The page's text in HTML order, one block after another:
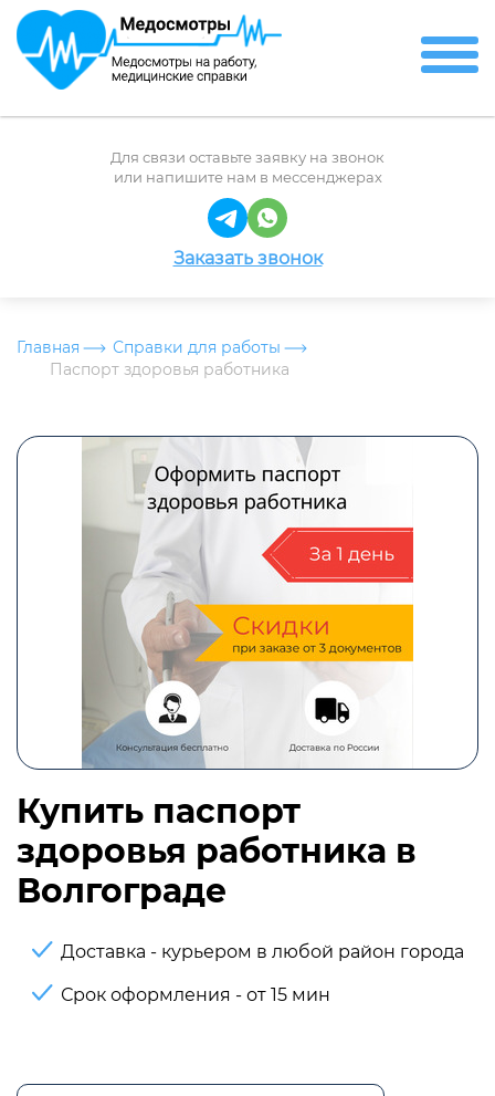
Для связи оставьте заявку на звонок
или напишите нам в мессенджерах
Заказать звонок
Главная
Справки для работы
Паспорт здоровья работника
Купить паспорт
здоровья работника в
Волгограде
Доставка - курьером в любой район города
Срок оформления - от 15 мин